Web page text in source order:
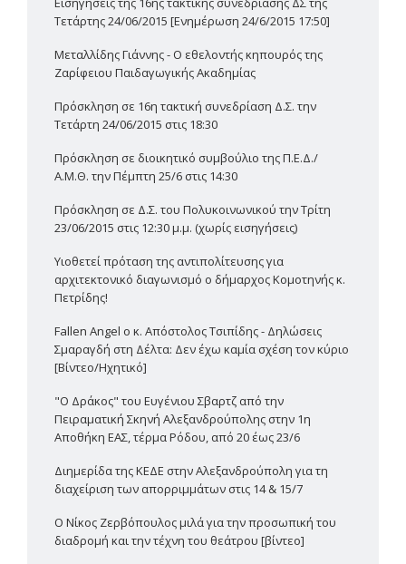
Τετάρτης 24/06/2015 [Ενημέρωση 24/6/2015 17:50]
Μεταλλίδης Γιάννης - Ο εθελοντής κηπουρός της
Ζαρίφειου Παιδαγωγικής Ακαδημίας
Πρόσκληση σε 16η τακτική συνεδρίαση Δ.Σ. την
Τετάρτη 24/06/2015 στις 18:30
Πρόσκληση σε διοικητικό συμβούλιο της Π.Ε.Δ./
Α.Μ.Θ. την Πέμπτη 25/6 στις 14:30
Πρόσκληση σε Δ.Σ. του Πολυκοινωνικού την Τρίτη
23/06/2015 στις 12:30 μ.μ. (χωρίς εισηγήσεις)
Υιοθετεί πρόταση της αντιπολίτευσης για
αρχιτεκτονικό διαγωνισμό ο δήμαρχος Κομοτηνής κ.
Πετρίδης!
Fallen Angel ο κ. Απόστολος Τσιπίδης - Δηλώσεις
Σμαραγδή στη Δέλτα: Δεν έχω καμία σχέση τον κύριο
[Βίντεο/Ηχητικό]
"Ο Δράκος" του Ευγένιου Σβαρτζ από την
Πειραματική Σκηνή Αλεξανδρούπολης στην 1η
Αποθήκη ΕΑΣ, τέρμα Ρόδου, από 20 έως 23/6
Διημερίδα της ΚΕΔΕ στην Αλεξανδρούπολη για τη
διαχείριση των απορριμμάτων στις 14 & 15/7
Ο Νίκος Ζερβόπουλος μιλά για την προσωπική του
διαδρομή και την τέχνη του θεάτρου [βίντεο]